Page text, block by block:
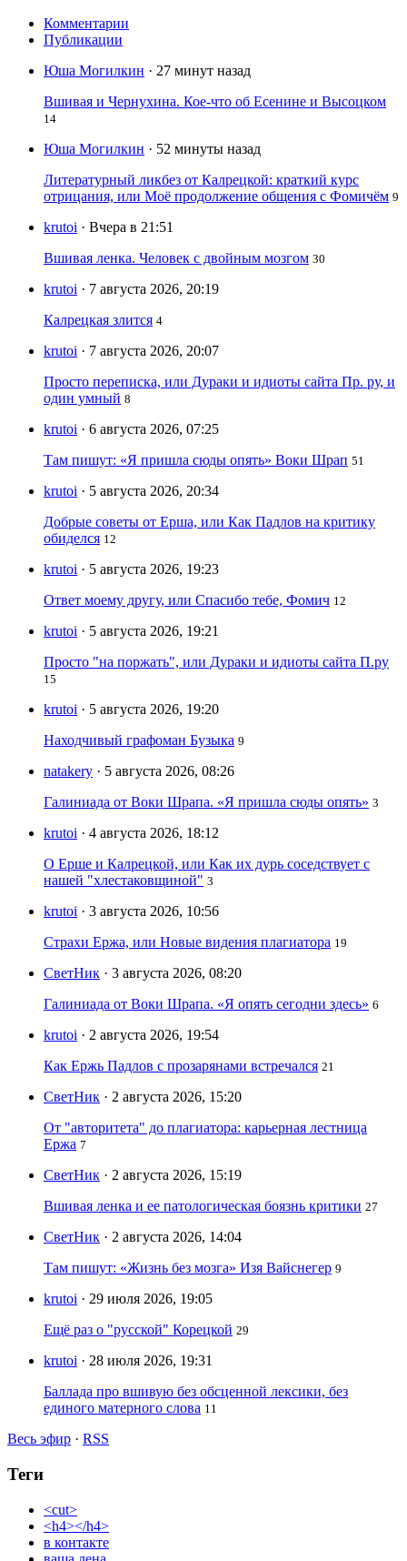
Комментарии
Публикации
Юша Могилкин · 27 минут назад
Вшивая и Чернухина. Кое-что об Есенине и Высоцком
14
Юша Могилкин · 52 минуты назад
Литературный ликбез от Калрецкой: краткий курс
отрицания, или Моё продолжение общения с Фомичём 9
krutoi · Вчера в 21:51
Вшивая ленка. Человек с двойным мозгом 30
krutoi · 7 августа 2026, 20:19
Калрецкая злится 4
krutoi · 7 августа 2026, 20:07
Просто переписка, или Дураки и идиоты сайта Пр. ру, и
один умный 8
krutoi · 6 августа 2026, 07:25
Там пишут: «Я пришла сюды опять» Воки Шрап 51
krutoi · 5 августа 2026, 20:34
Добрые советы от Ерша, или Как Падлов на критику
обиделся 12
krutoi · 5 августа 2026, 19:23
Ответ моему другу, или Спасибо тебе, Фомич 12
krutoi · 5 августа 2026, 19:21
Просто "на поржать", или Дураки и идиоты сайта П.ру
15
krutoi · 5 августа 2026, 19:20
Находчивый графоман Бузыка 9
natakery · 5 августа 2026, 08:26
Галиниада от Воки Шрапа. «Я пришла сюды опять» 3
krutoi · 4 августа 2026, 18:12
О Ерше и Калрецкой, или Как их дурь соседствует с
нашей "хлестаковщиной" 3
krutoi · 3 августа 2026, 10:56
Страхи Ержа, или Новые видения плагиатора 19
СветНик · 3 августа 2026, 08:20
Галиниада от Воки Шрапа. «Я опять сегодни здесь» 6
krutoi · 2 августа 2026, 19:54
Как Ержь Падлов с прозарянами встречался 21
СветНик · 2 августа 2026, 15:20
От "авторитета" до плагиатора: карьерная лестница
Ержа 7
СветНик · 2 августа 2026, 15:19
Вшивая ленка и ее патологическая боязнь критики 27
СветНик · 2 августа 2026, 14:04
Там пишут: «Жизнь без мозга» Изя Вайснегер 9
krutoi · 29 июля 2026, 19:05
Ещё раз о "русской" Корецкой 29
krutoi · 28 июля 2026, 19:31
Баллада про вшивую без обсценной лексики, без
единого матерного слова 11
Весь эфир · RSS
Теги
<cut>
<h4></h4>
в контакте